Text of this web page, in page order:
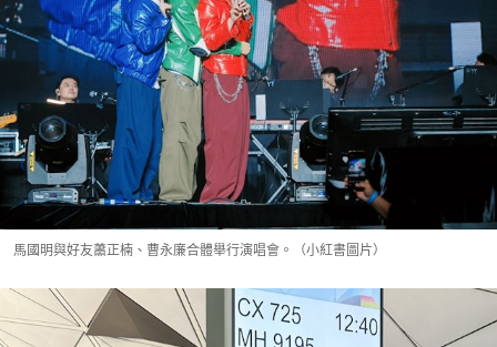
馬國明與好友蕭正楠、曹永廉合體舉行演唱會。（小紅書圖片）